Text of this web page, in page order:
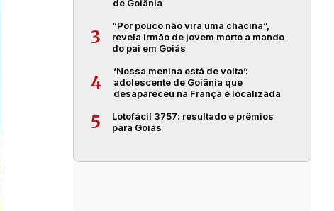
de Goiânia
3
“Por pouco não vira uma chacina”,
revela irmão de jovem morto a mando
do pai em Goiás
4
‘Nossa menina está de volta’:
adolescente de Goiânia que
desapareceu na França é localizada
5
Lotofácil 3757: resultado e prêmios
para Goiás